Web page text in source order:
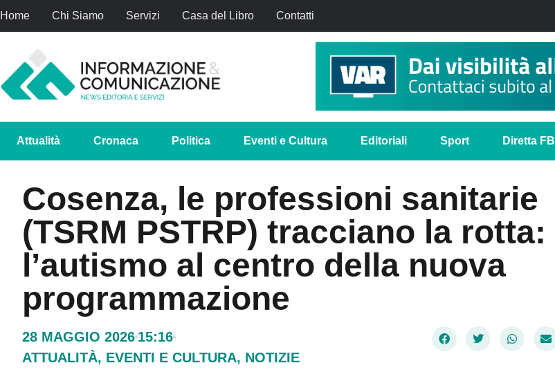
Home Chi Siamo Servizi Casa del Libro Contatti
Attualità Cronaca Politica Eventi e Cultura Editoriali Sport Diretta FB
Cosenza, le professioni sanitarie
(TSRM PSTRP) tracciano la rotta:
l’autismo al centro della nuova
programmazione
28 MAGGIO 2026 15:16
ATTUALITÀ, EVENTI E CULTURA, NOTIZIE